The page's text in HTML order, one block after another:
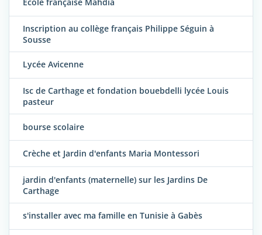
Inscription au collège français Philippe Séguin à
Sousse
Lycée Avicenne
Isc de Carthage et fondation bouebdelli lycée Louis
pasteur
bourse scolaire
Crèche et Jardin d'enfants Maria Montessori
jardin d'enfants (maternelle) sur les Jardins De
Carthage
s'installer avec ma famille en Tunisie à Gabès